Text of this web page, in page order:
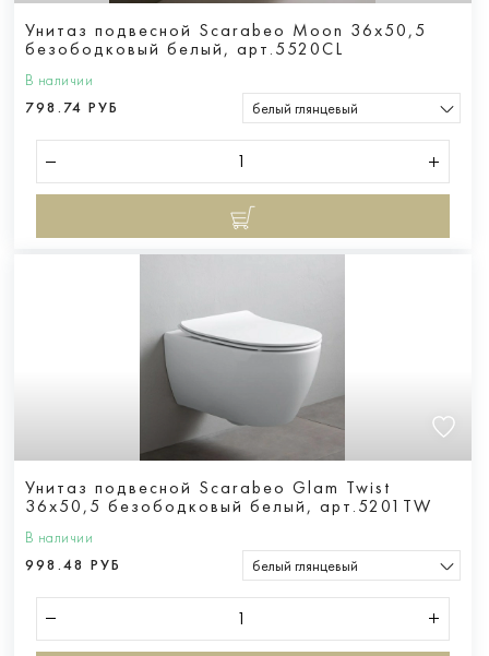
Унитаз подвесной Scarabeo Moon 36х50,5
безободковый белый, арт.5520CL
В наличии
798.74 РУБ
белый глянцевый
Унитаз подвесной Scarabeo Glam Twist
36x50,5 безободковый белый, арт.5201TW
В наличии
998.48 РУБ
белый глянцевый